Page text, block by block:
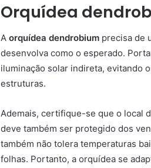
Orquídea
A orquídea dendrobium precisa de
desenvolva como o esperado.
iluminação solar indireta, evitando
estruturas.
Ademais, certifique-se que o local
deve também ser protegido dos
também não tolera temperaturas
folhas. Portanto, a orquídea se